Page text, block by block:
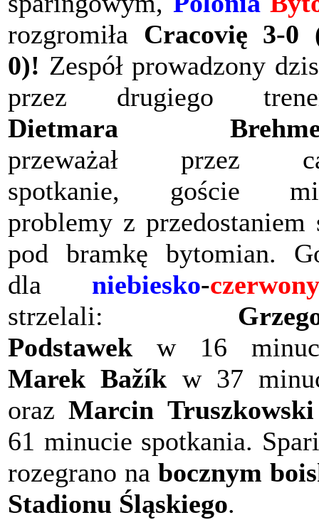
rozgromiła Cracovię 3-0
0)! Zespół prowadzony
przez drugiego
Dietmara
przeważał przez
spotkanie, goście
problemy z przedostaniem
pod bramkę bytomian.
dla niebiesko-
strzelali:
Podstawek w 16
Marek Bažík w 37
orazMarcin Truszkowski
61 minucie spotkania.
rozegrano na bocznym
Stadionu Śląskiego.